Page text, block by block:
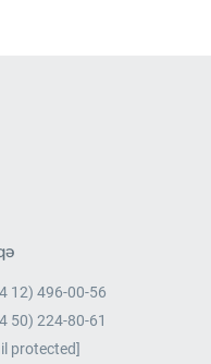
12) 496-00-56
50) 224-80-61
protected]